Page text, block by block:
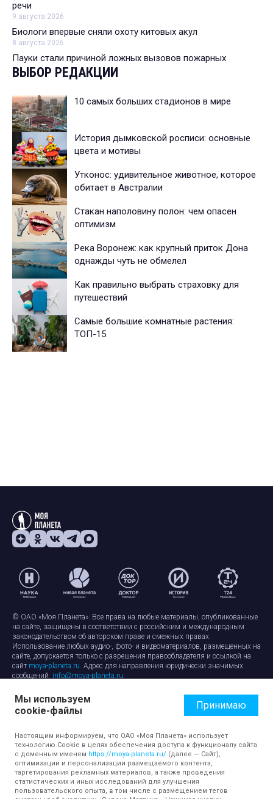
речи
9 августа 2026
Биологи впервые сняли охоту китовых акул
8 августа 2026
Пауки стали причиной ложных вызовов пожарных
ВЫБОР РЕДАКЦИИ
10 самых больших стадионов в мире
История дымковской росписи: основные
цвета и мотивы
Утконос: удивительное животное, которое
обитает в Австралии
Стакан наполовину полон: чем опасен
оптимизм
Река Воронеж: как крупный приток Дона
однажды чуть не обмелел
Как правильно выбрать страховку для
путешествий
Самые большие комнатные растения:
ТОП-15
© ОАО «Моя Планета». Все права на любые материалы, опубликованные
на сайте, защищены в соответствии с российским и международным
законодательством об авторском праве и смежных правах.
Использование любых аудио-, фото- и видеоматериалов, размещенных на
сайте, допускается только с разрешения правообладателя и ссылкой на
сайт moya-planeta.ru. Адрес для направления юридически значимых
сообщений: info@moya-planeta.ru.
Правила сайтаРабота с cookie-файлами
Защита персональных данных
Обработка персональных данных
Мы используем
cookie-файлы
Принимаю
Настоящим информируем, что ОАО «Моя Планета» использует
технологию Cookie в целях обеспечения доступа к функционалу сайта
с доменным именем https://moya-planeta.ru/ (далее — Сайт),
оптимизации и персонализации размещаемого контента,
таргетирования рекламных материалов, а также проведения
статистических и иных исследований для улучшения
пользовательского опыта, в том числе с размещением тегов